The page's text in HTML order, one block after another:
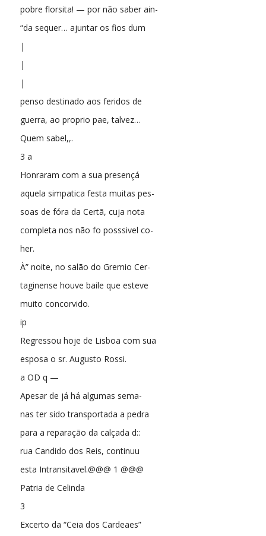
pobre florsita! — por não saber ain-
“da sequer… ajuntar os fios dum
|
|
|
penso destinado aos feridos de
guerra, ao proprio pae, talvez…
Quem sabel,,.
3 a
Honraram com a sua presençá
aquela simpatica festa muitas pes-
soas de fóra da Certã, cuja nota
completa nos não fo posssivel co-
her.
À” noite, no salão do Gremio Cer-
taginense houve baile que esteve
muito concorvido.
ip
Regressou hoje de Lisboa com sua
esposa o sr. Augusto Rossi.
a OD q —
Apesar de já há algumas sema-
nas ter sido transportada a pedra
para a reparação da calçada d::
rua Candido dos Reis, continuu
esta Intransitavel.@@@ 1 @@@
Patria de Celinda
3
Excerto da “Ceia dos Cardeaes”